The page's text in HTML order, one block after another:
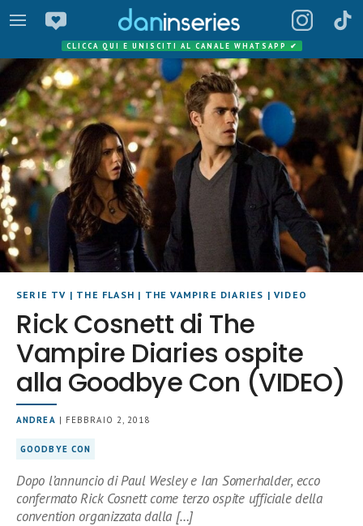
CLICCA QUI E UNISCITI AL CANALE WHATSAPP ✔
SERIE TV | THE FLASH | THE VAMPIRE DIARIES |VIDEO
Rick Cosnett di The
Vampire Diaries ospite
alla Goodbye Con (VIDEO)
ANDREA | FEBBRAIO 2, 2018
GOODBYE CON
Dopo l’annuncio di Paul Wesley e Ian Somerhalder, ecco
confermato Rick Cosnett come terzo ospite ufficiale della
convention organizzata dalla […]